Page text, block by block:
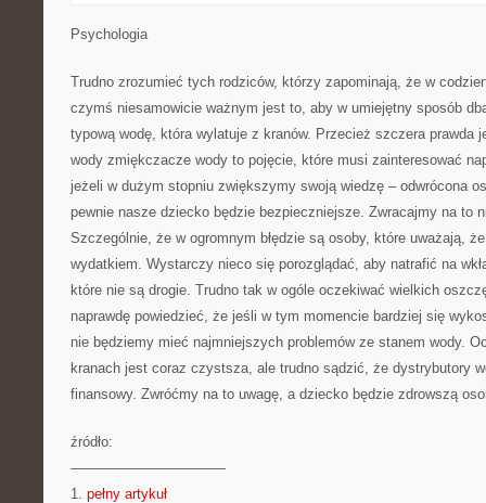
Psychologia
Trudno zrozumieć tych rodziców, którzy zapominają, że w
czymś niesamowicie ważnym jest to, aby w umiejętny sposób
typową wodę, która wylatuje z kranów. Przecież szczera prawda
wody zmiękczacze wody to pojęcie, które musi zainteresować
jeżeli w dużym stopniu zwiększymy swoją wiedzę – odwrócona
pewnie nasze dziecko będzie bezpieczniejsze. Zwracajmy na to
Szczególnie, że w ogromnym błędzie są osoby, które uważają,
wydatkiem. Wystarczy nieco się porozglądać, aby natrafić na
które nie są drogie. Trudno tak w ogóle oczekiwać wielkich
naprawdę powiedzieć, że jeśli w tym momencie bardziej się
nie będziemy mieć najmniejszych problemów ze stanem wody.
kranach jest coraz czystsza, ale trudno sądzić, że dystrybutory
finansowy. Zwróćmy na to uwagę, a dziecko będzie zdrowszą
źródło:
———————————
1. pełny artykuł